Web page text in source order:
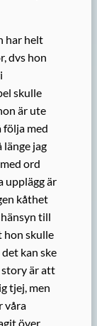
har helt
dvs hon
skulle
är ute
följa med
länge jag
ord
upplägg är
kåthet
till
hon skulle
kan ske
är att
tjej, men
våra
över